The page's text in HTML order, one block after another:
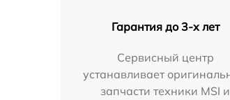
Гарантия до 3-х лет
Сервисный центр
устанавливает
запчасти техники MSI и